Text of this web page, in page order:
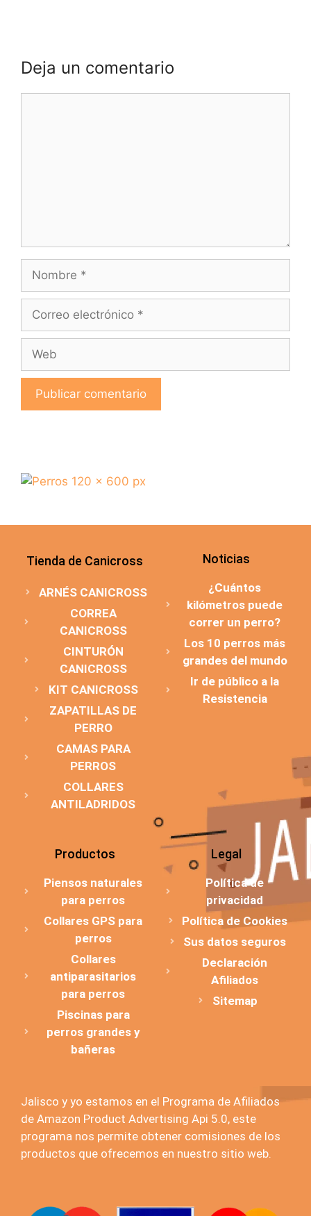
Deja un comentario
Tienda de Canicross
ARNÉS CANICROSS
CORREA
CANICROSS
CINTURÓN
CANICROSS
KIT CANICROSS
ZAPATILLAS DE
PERRO
CAMAS PARA
PERROS
COLLARES
ANTILADRIDOS
Noticias
¿Cuántos
kilómetros puede
correr un perro?
Los 10 perros más
grandes del mundo
Ir de público a la
Resistencia
Productos
Piensos naturales
para perros
Collares GPS para
perros
Collares
antiparasitarios
para perros
Piscinas para
perros grandes y
bañeras
Legal
Política de
privacidad
Política de Cookies
Sus datos seguros
Declaración
Afiliados
Sitemap
Jalisco y yo estamos en el Programa de Afiliados
de Amazon Product Advertising Api 5.0, este
programa nos permite obtener comisiones de los
productos que ofrecemos en nuestro sitio web.